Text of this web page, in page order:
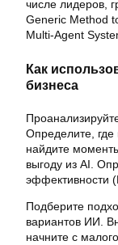
числе лидеров,
Generic Method
Multi-Agent
Как
бизнеса
Определите,
найдите
выгоду из AI.
эффективности
Подберите
вариантов ИИ.
начните с